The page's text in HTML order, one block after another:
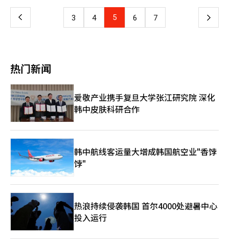
式的一部分。
言，自己正式开业还不到一年，此前曾在制造企业从事海外销售工
作，后来又经营过民宿和共享住宅。在寻找房源的过程中，他意识
到如果同时掌握房地产中介业务，将更有利于资源整合，于是考取
体。凭借中文和英语能力，他主动开设面向华语圈的线上渠道，通
务所配有一名台湾籍员工和一名日本籍员工，未来还计划分别拓展
日语与英语市场渠道，逐步形成多语种服务体系。 谈及成为“国
际房地产经纪人”的契机，金俊洙表示：“主要是为了提升专业认
可度。外籍客户在咨询时，如果看到我是首尔市指定的国际房地产
客源，但能在沟通中增强信任感。 据他介绍，申请成为国际房地
产经纪人需要通过书面考试与面试。书面考试以外语进行，内容围
绕房地产交易实务展开；面试则包括专业问题与外语口语测试。
金俊洙感受到外籍租客与韩国本地租客在需求上的明显差异。例
如，大多数外籍客户更倾向于月租模式，押金通常控制在500万至
2000万韩元（约合人民币2.3万元至9.6万元）之间，很少选择高额
押金的全租模式。他说：“韩国的押金制度在国际上算是比较高
的，很多外籍租客一开始都会觉得压力很大。” 此外，跨境汇款
问题也是外籍租客常遇到的难题。尚未办理外国人登录证、无法开
设本地银行账户的客户，往往需要通过海外银行或第三方机构转
账，手续繁琐且存在时间差风险。他表示：“我通常会提前提醒他
动漫娱乐企业三智娱乐（SAMG Entertainment）也依托旗下核
心IP加速布局国际市场。《奇妙萌可》与《炫卡斗士》系列在日
1月和12月先后进入俄罗斯和中国台湾市场，均采取播放动画与销
（Youtube）频道，进一步扩展全球市场版图。 SAMG娱乐方面表
示，《炫卡斗士》自韩国本土上线后迅速向海外拓展，正在全球玩
具市场中稳步建立影响力。《奇妙萌可》则以中日两国为中心，结
合动画播出、玩具与出版业务同步发展，进入市场五年来年均增长
率约达50%。公司还透露，去年通过与SM娱乐公司的合作，已尝
试将IP与K-POP元素相结合，探索新的跨界商业模式。
（地区）进入排行榜前10位。 本月16日在奈飞上线的《爱情怎么
翻译》讲述多语种翻译周浩镇（金宣虎饰）在担任全球顶级明星车
庚杓主演的《卧底洪小姐》排名第6位。
上 3 4 5 6 7 下
热门新闻
爱敬产业携手复旦大学张江研究院 深化
韩中皮肤科研合作
韩中航线客运量大增成韩国航空业"香饽
饽"
热浪持续侵袭韩国 首尔4000处避暑中心
投入运行